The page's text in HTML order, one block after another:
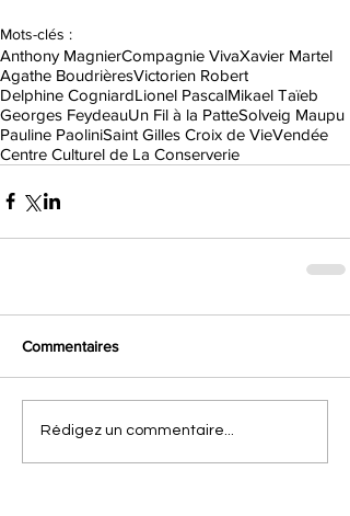
Mots-clés :
Anthony MagnierCompagnie VivaXavier Martel
Agathe BoudrièresVictorien Robert
Delphine CogniardLionel PascalMikael Taïeb
Georges FeydeauUn Fil à la PatteSolveig Maupu
Pauline PaoliniSaint Gilles Croix de VieVendée
Centre Culturel de La Conserverie
Commentaires
Rédigez un commentaire...